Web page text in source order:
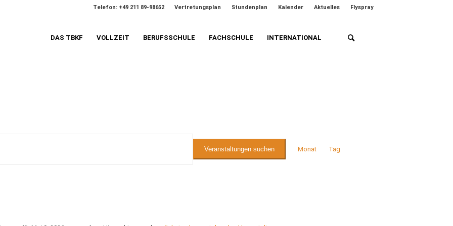
Vertretungsplan Stundenplan Kalender Aktuelles Flyspray
Telefon: +49 211 89-98652
DAS TBKF VOLLZEIT BERUFSSCHULE FACHSCHULE INTERNATIONAL
Veranstaltungen suchen
Ansichten-
Monat Tag